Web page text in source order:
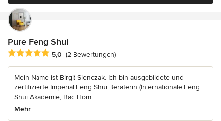
Pure Feng Shui
Durchschnittliche Bewertung: 5 von 5 Sternen
5,0 (2 Bewertungen)
Mein Name ist Birgit Sienczak. Ich bin ausgebildete und
zertifizierte Imperial Feng Shui Beraterin (Internationale Feng
Shui Akademie, Bad Hom...
Mehr